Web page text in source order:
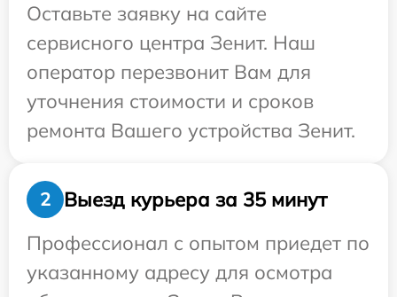
Оставьте заявку на сайте
сервисного центра Зенит. Наш
оператор перезвонит Вам для
уточнения стоимости и сроков
ремонта Вашего устройства Зенит.
2
Выезд курьера за 35 минут
Профессионал с опытом приедет по
указанному адресу для осмотра